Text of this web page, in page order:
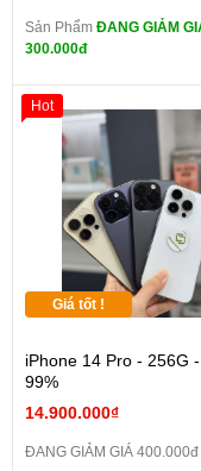
Sản Phẩm ĐANG GIẢM
300.000đ
Giá tốt !
iPhone 14 Pro - 256G
99%
14.900.000₫
ĐANG GIẢM GIÁ 400.000đ
Hot